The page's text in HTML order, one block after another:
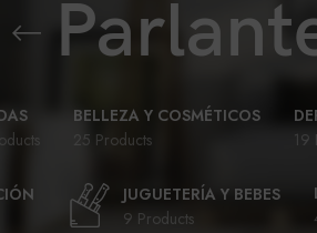
BELLEZA Y COSMÉTICOS
25 Products
19
JUGUETERÍA Y BEBES
9 Products